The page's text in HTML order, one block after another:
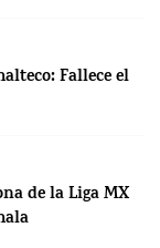
Fallece el
de la Liga MX